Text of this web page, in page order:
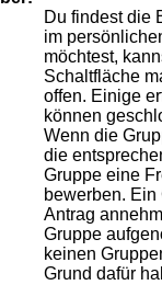
Du findest die
im
möchtest,
Schaltfläche
offen. Einige
können
Wenn die
die
Gruppe eine
bewerben.
Antrag
Gruppe
keinen
Grund dafür